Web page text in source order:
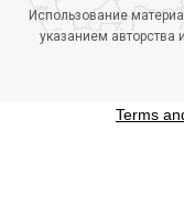
Использование
указанием авторства
Terms